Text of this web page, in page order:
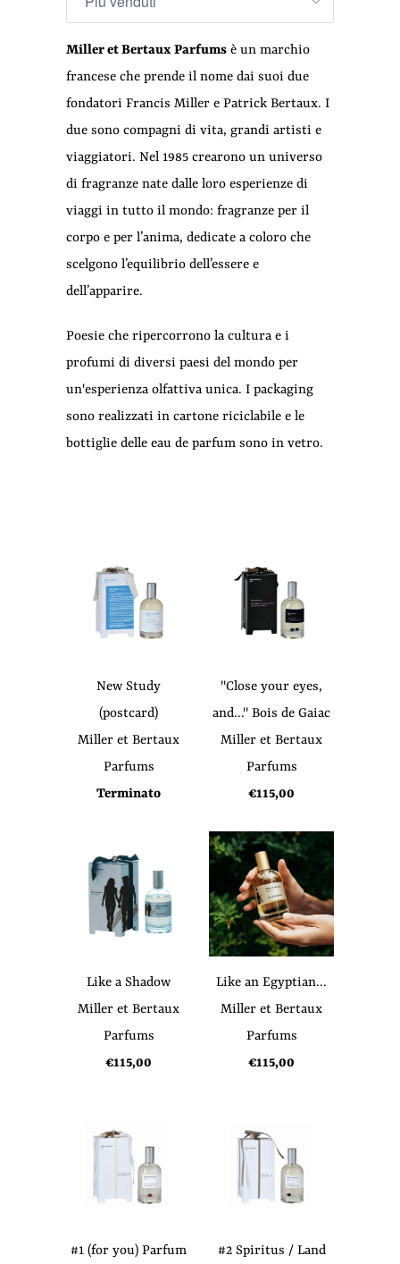
Miller et Bertaux Parfums è un marchio
francese che prende il nome dai suoi due
fondatori Francis Miller e Patrick Bertaux. I
due sono compagni di vita, grandi artisti e
viaggiatori. Nel 1985 crearono un universo
di fragranze nate dalle loro esperienze di
viaggi in tutto il mondo: fragranze per il
corpo e per l’anima, dedicate a coloro che
scelgono l’equilibrio dell’essere e
dell’apparire.
Poesie che ripercorrono la cultura e i
profumi di diversi paesi del mondo per
un'esperienza olfattiva unica. I packaging
sono realizzati in cartone riciclabile e le
bottiglie delle eau de parfum sono in vetro.
New Study
(postcard)
Miller et Bertaux
Parfums
Terminato
"Close your eyes,
and..." Bois de Gaiac
Miller et Bertaux
Parfums
€115,00
Like a Shadow
Miller et Bertaux
Parfums
€115,00
Like an Egyptian...
Miller et Bertaux
Parfums
€115,00
#1 (for you) Parfum
#2 Spiritus / Land